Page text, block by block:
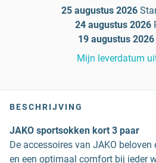
25 augustus 2026
24 augustus 2026
19 augustus 2026
Mijn leverdatum
BESCHRIJVING
JAKO sportsokken kort 3 paar
De accessoires van JAKO
en een optimaal comfort bij ieder